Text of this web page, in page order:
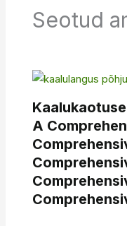
Seotud
A